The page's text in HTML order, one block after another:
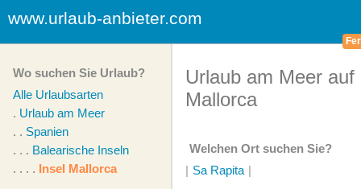
www.urlaub-anbieter.com
Wo suchen Sie Urlaub?
Alle Urlaubsarten
. Urlaub am Meer
. . Spanien
. . . Balearische Inseln
. . . . Insel Mallorca
Urlaub am Meer auf
Mallorca
Welchen Ort suchen Sie?
| Sa Rapita |